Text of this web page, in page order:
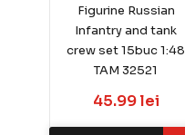
Figurine Russian
Infantry and tank
crew set 15buc 1:48
TAM 32521
45.99 lei